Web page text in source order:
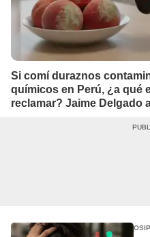
Si comí duraznos
químicos en Perú, ¿a qué
reclamar? Jaime Delgado